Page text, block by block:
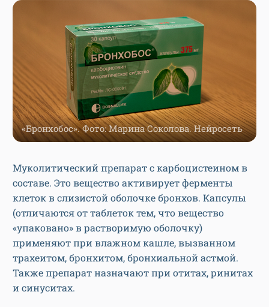
«Бронхобос». Фото: Марина Соколова. Нейросеть
Муколитический препарат с карбоцистеином в
составе. Это вещество активирует ферменты
клеток в слизистой оболочке бронхов. Капсулы
(отличаются от таблеток тем, что вещество
«упаковано» в растворимую оболочку)
применяют при влажном кашле, вызванном
трахеитом, бронхитом, бронхиальной астмой.
Также препарат назначают при отитах, ринитах
и синуситах.